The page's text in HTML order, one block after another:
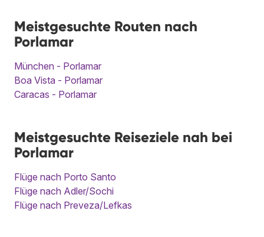
Meistgesuchte Routen nach
Porlamar
München - Porlamar
Boa Vista - Porlamar
Caracas - Porlamar
Meistgesuchte Reiseziele nah bei
Porlamar
Flüge nach Porto Santo
Flüge nach Adler/Sochi
Flüge nach Preveza/Lefkas